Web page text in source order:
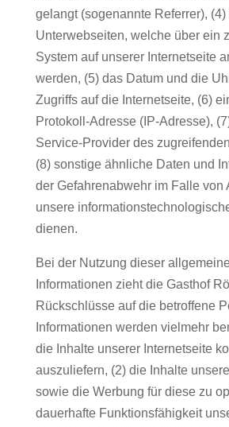
gelangt (sogenannte Referrer), (4)
Unterwebseiten, welche über ein
System auf unserer Internetseite
werden, (5) das Datum und die
Zugriffs auf die Internetseite, (6)
Protokoll-Adresse (IP-Adresse),
Service-Provider des
(8) sonstige ähnliche Daten und
der Gefahrenabwehr im Falle von
unsere
dienen.
Bei der Nutzung dieser
Informationen zieht die Gasthof
Rückschlüsse auf die betroffene
Informationen werden vielmehr
die Inhalte unserer Internetseite
auszuliefern, (2) die Inhalte
sowie die Werbung für diese zu
dauerhafte Funktionsfähigkeit